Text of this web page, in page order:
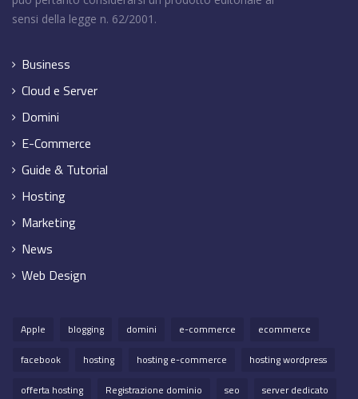
sensi della legge n. 62/2001.
Business
Cloud e Server
Domini
E-Commerce
Guide & Tutorial
Hosting
Marketing
News
Web Design
Apple blogging domini e-commerce
ecommerce
facebook
hosting hosting e-commerce
hosting wordpress
offerta hosting
Registrazione dominio seo server dedicato